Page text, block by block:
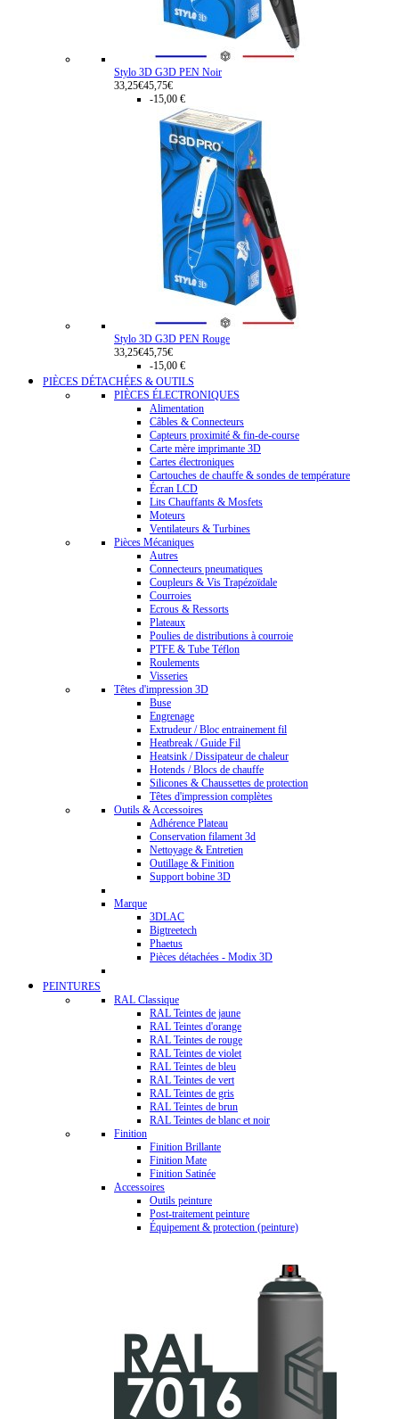
Stylo 3D G3D PEN Noir
33,25€45,75€
-15,00 €
Stylo 3D G3D PEN Rouge
33,25€45,75€
-15,00 €
PIÈCES DÉTACHÉES & OUTILS
PIÈCES ÉLECTRONIQUES
Alimentation
Câbles & Connecteurs
Capteurs proximité & fin-de-course
Carte mère imprimante 3D
Cartes électroniques
Cartouches de chauffe & sondes de température
Écran LCD
Lits Chauffants & Mosfets
Moteurs
Ventilateurs & Turbines
Pièces Mécaniques
Autres
Connecteurs pneumatiques
Coupleurs & Vis Trapézoïdale
Courroies
Ecrous & Ressorts
Plateaux
Poulies de distributions à courroie
PTFE & Tube Téflon
Roulements
Visseries
Têtes d'impression 3D
Buse
Engrenage
Extrudeur / Bloc entrainement fil
Heatbreak / Guide Fil
Heatsink / Dissipateur de chaleur
Hotends / Blocs de chauffe
Silicones & Chaussettes de protection
Têtes d'impression complètes
Outils & Accessoires
Adhérence Plateau
Conservation filament 3d
Nettoyage & Entretien
Outillage & Finition
Support bobine 3D
Marque
3DLAC
Bigtreetech
Phaetus
Pièces détachées - Modix 3D
PEINTURES
RAL Classique
RAL Teintes de jaune
RAL Teintes d'orange
RAL Teintes de rouge
RAL Teintes de violet
RAL Teintes de bleu
RAL Teintes de vert
RAL Teintes de gris
RAL Teintes de brun
RAL Teintes de blanc et noir
Finition
Finition Brillante
Finition Mate
Finition Satinée
Accessoires
Outils peinture
Post-traitement peinture
Équipement & protection (peinture)